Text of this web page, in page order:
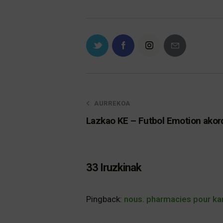
AURREKOA
Lazkao KE – Futbol Emotion
33 Iruzkinak
Pingback: nous. pharmacies pour